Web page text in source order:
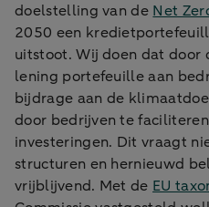
doelstelling van de Net
2050 een
uitstoot. Wij doen dat door
lening portefeuille aan
bijdrage aan de
door bedrijven te
investeringen. Dit vraagt
structuren en hernieuwd
vrijblijvend. Met de EU